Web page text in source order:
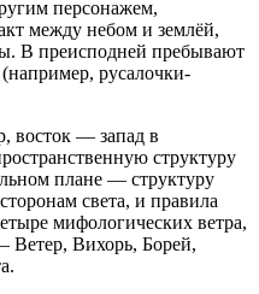
персонажем,
между небом и землёй,
В преисподней пребывают
русалочки-
восток — запад в
структуру
плане — структуру
света, и правила
мифологических ветра,
Ветер, Вихорь, Борей,